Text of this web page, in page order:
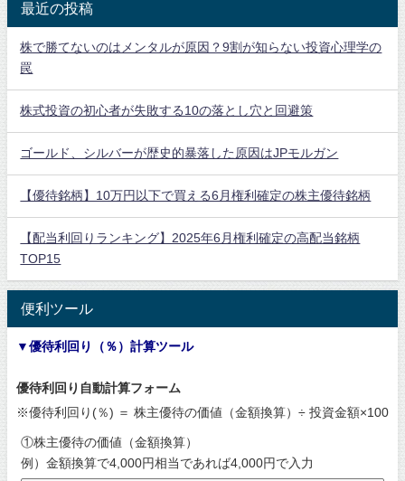
最近の投稿
株で勝てないのはメンタルが原因？9割が知らない投資心理学の
罠
株式投資の初心者が失敗する10の落とし穴と回避策
ゴールド、シルバーが歴史的暴落した原因はJPモルガン
【優待銘柄】10万円以下で買える6月権利確定の株主優待銘柄
【配当利回りランキング】2025年6月権利確定の高配当銘柄
TOP15
便利ツール
▼優待利回り（％）計算ツール
優待利回り自動計算フォーム
※優待利回り(％) ＝ 株主優待の価値（金額換算）÷ 投資金額×100
①株主優待の価値（金額換算）
例）金額換算で4,000円相当であれば4,000円で入力